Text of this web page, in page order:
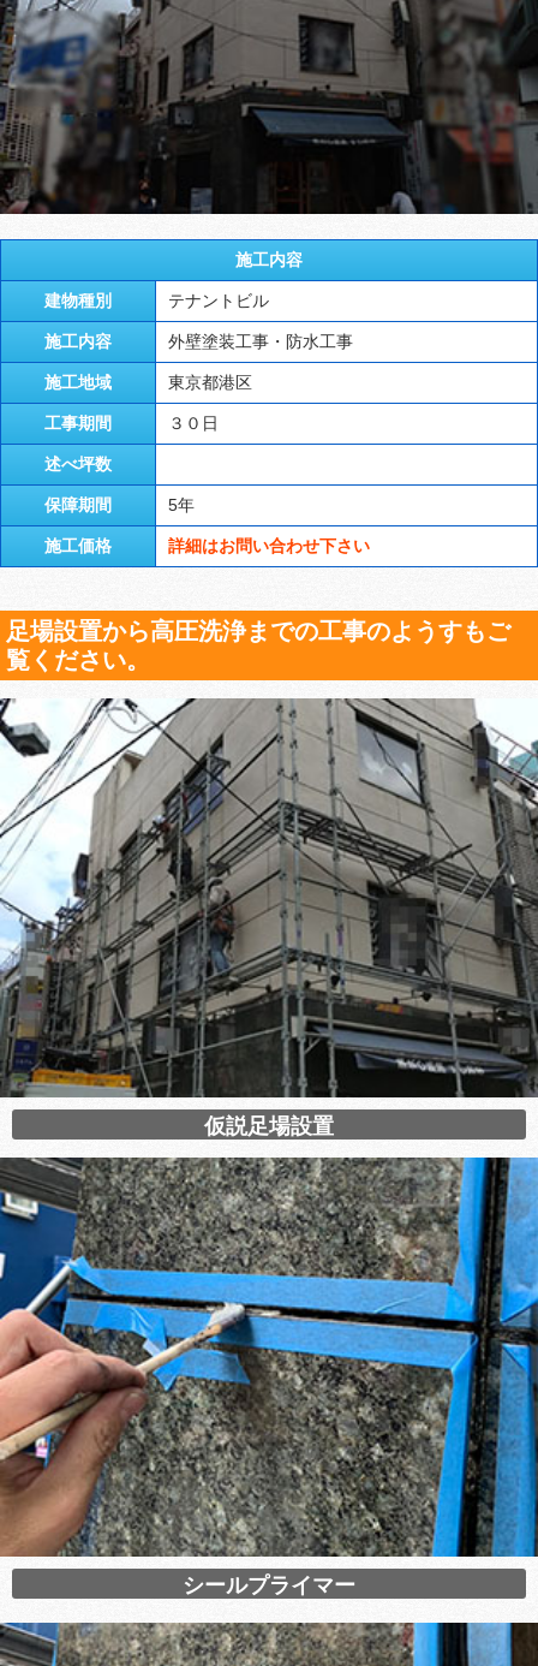
施工内容
建物種別 テナントビル
施工内容 外壁塗装工事・防水工事
施工地域 東京都港区
工事期間 ３０日
述べ坪数
保障期間 5年
施工価格 詳細はお問い合わせ下さい
足場設置から高圧洗浄までの工事のようすもご
覧ください。
仮説足場設置
シールプライマー